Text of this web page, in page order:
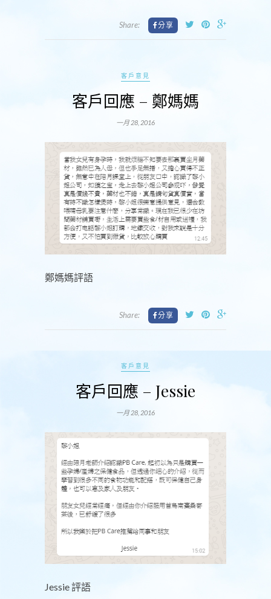
Share:
客戶意見
客戶回應 – 鄭媽媽
一月 28, 2016
鄭媽媽評語
Share:
客戶意見
客戶回應 – Jessie
一月 28, 2016
Jessie 評語